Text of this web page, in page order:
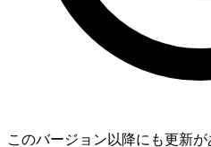
このバージョン以降にも更新が